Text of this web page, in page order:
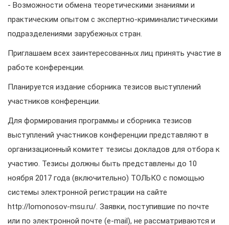
- Возможности обмена теоретическими знаниями и
практическим опытом с экспертно-криминалистическими
подразделениями зарубежных стран.
Приглашаем всех заинтересованных лиц принять участие в
работе конференции.
Планируется издание сборника тезисов выступлений
участников конференции.
Для формирования программы и сборника тезисов
выступлений участников конференции представляют в
организационный комитет тезисы докладов для отбора к
участию. Тезисы должны быть представлены до 10
ноября 2017 года (включительно) ТОЛЬКО с помощью
системы электронной регистрации на сайте
http://lomonosov-msu.ru/. Заявки, поступившие по почте
или по электронной почте (e-mail), не рассматриваются и